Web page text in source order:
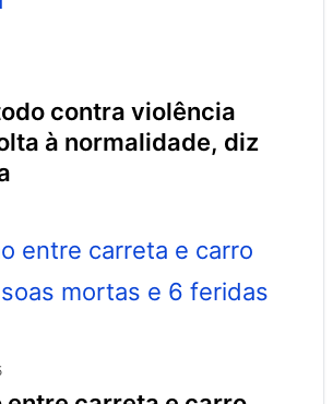
à normalidade, diz